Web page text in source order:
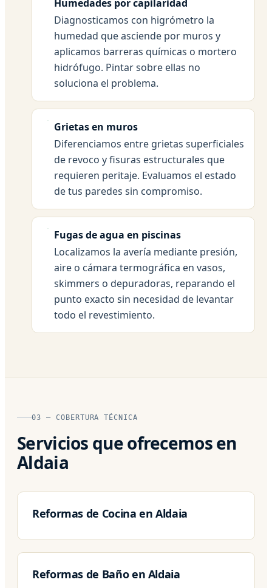
Humedades por capilaridad
Diagnosticamos con higrómetro la
humedad que asciende por muros y
aplicamos barreras químicas o mortero
hidrófugo. Pintar sobre ellas no
soluciona el problema.
Grietas en muros
Diferenciamos entre grietas superficiales
de revoco y fisuras estructurales que
requieren peritaje. Evaluamos el estado
de tus paredes sin compromiso.
Fugas de agua en piscinas
Localizamos la avería mediante presión,
aire o cámara termográfica en vasos,
skimmers o depuradoras, reparando el
punto exacto sin necesidad de levantar
todo el revestimiento.
03 — COBERTURA TÉCNICA
Servicios que ofrecemos en
Aldaia
Reformas de Cocina en Aldaia
Reformas de Baño en Aldaia